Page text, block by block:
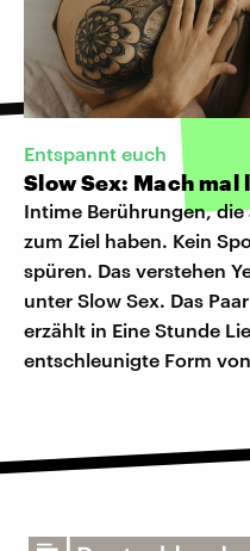
Entspannt euch
Slow Sex: Mach mal
Intime Berührungen,
zum Ziel haben. Kein
spüren. Das verstehen
unter Slow Sex. Das
erzählt in Eine Stunde
entschleunigte Form